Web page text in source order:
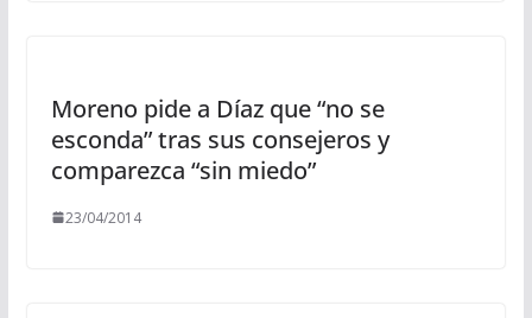
Moreno pide a Díaz que “no se
esconda” tras sus consejeros y
comparezca “sin miedo”
23/04/2014